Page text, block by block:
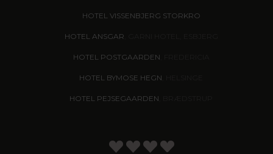
HOTEL VISSENBJERG STORKRO
HOTEL ANSGAR
HOTEL POSTGAARDEN
HOTEL BYMOSE HEGN
HOTEL PEJSEGAARDEN